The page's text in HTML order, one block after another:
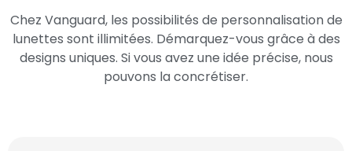
Chez Vanguard, les possibilités de personnalisation de
lunettes sont illimitées. Démarquez-vous grâce à des
designs uniques. Si vous avez une idée précise, nous
pouvons la concrétiser.